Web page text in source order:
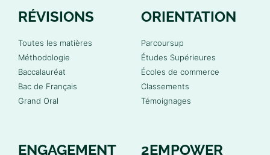
RÉVISIONS
Toutes les matières
Méthodologie
Baccalauréat
Bac de Français
Grand Oral
ORIENTATION
Parcoursup
Études Supérieures
Écoles de commerce
Classements
Témoignages
ENGAGEMENT 2EMPOWER